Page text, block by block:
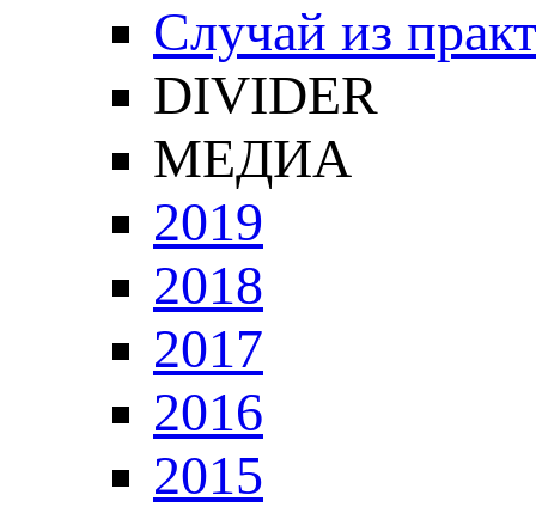
Случай из
DIVIDER
МЕДИА
2019
2018
2017
2016
2015